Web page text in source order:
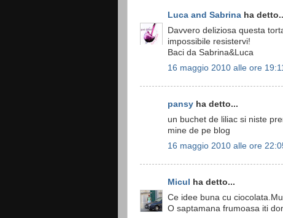
Luca and Sabrina ha
Davvero deliziosa questa
impossibile resistervi!
Baci da Sabrina&Luca
16 maggio 2010 alle ore 19:11
pansy ha detto...
un buchet de liliac si niste
mine de pe blog
16 maggio 2010 alle ore
Micul
ha detto...
Ce idee buna cu
O saptamana frumoasa iti